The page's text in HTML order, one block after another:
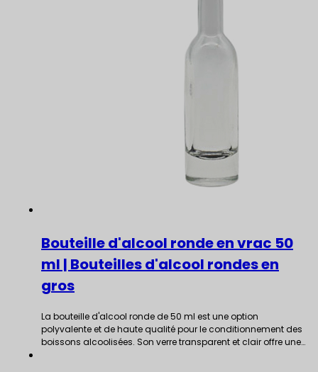
Bouteille d'alcool ronde en vrac 50
ml | Bouteilles d'alcool rondes en
gros
La bouteille d'alcool ronde de 50 ml est une option
polyvalente et de haute qualité pour le conditionnement des
boissons alcoolisées. Son verre transparent et clair offre une…